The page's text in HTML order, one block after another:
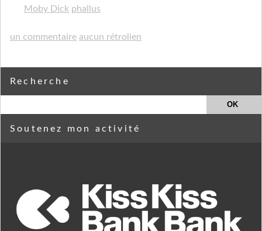
Moby Dick phallus
un commentaire aucun rétrolien
Recherche
Soutenez mon activité